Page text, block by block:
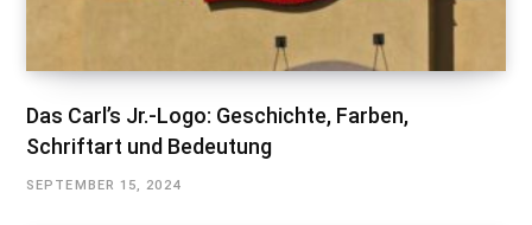
Das Carl’s Jr.-Logo: Geschichte, Farben,
Schriftart und Bedeutung
SEPTEMBER 15, 2024